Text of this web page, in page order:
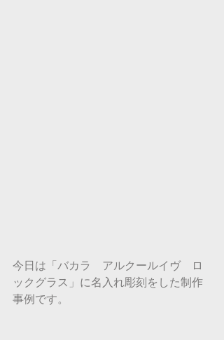
今日は「バカラ　アルクールイヴ　ロ
ックグラス」に名入れ彫刻をした制作
事例です。